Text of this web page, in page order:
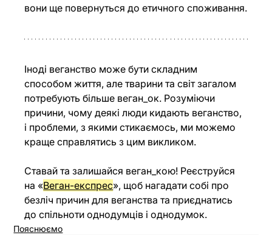
вони ще повернуться до етичного споживання.
Іноді веганство може бути складним
способом життя, але тварини та світ загалом
потребують більше веган_ок. Розуміючи
причини, чому деякі люди кидають веганство,
і проблеми, з якими стикаємось, ми можемо
краще справлятись з цим викликом.
Ставай та залишайся веган_кою! Реєструйся
на «Веган-експрес», щоб нагадати собі про
безліч причин для веганства та приєднатись
до спільноти однодумців і однодумок.
Пояснюємо